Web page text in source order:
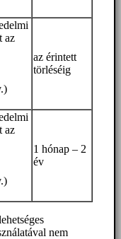
az
az érintett
törléséig
az
1 hónap – 2
év
nem